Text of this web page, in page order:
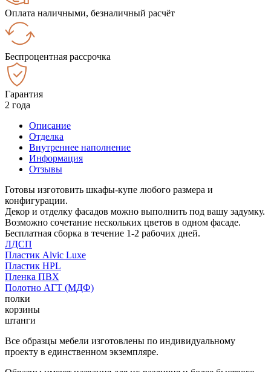
Оплата наличными, безналичный расчёт
Беспроцентная рассрочка
Гарантия
2 года
Описание
Отделка
Внутреннее наполнение
Информация
Отзывы
Готовы изготовить шкафы-купе любого размера и
конфигурации.
Декор и отделку фасадов можно выполнить под вашу задумку.
Возможно сочетание нескольких цветов в одном фасаде.
Бесплатная сборка в течение 1-2 рабочих дней.
ЛДСП
Пластик Alvic Luxe
Пластик HPL
Пленка ПВХ
Полотно АГТ (МДФ)
полки
корзины
штанги
Все образцы мебели изготовлены по индивидуальному
проекту в единственном экземпляре.